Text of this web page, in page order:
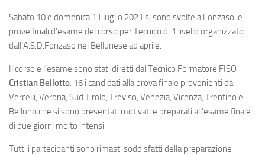
Sabato 10 e domenica 11 luglio 2021 si sono svolte a Fonzaso le
prove finali d’esame del corso per Tecnico di 1 livello organizzato
dall’A.S.D.Fonzaso nel Bellunese ad aprile.
Il corso e l’esame sono stati diretti dal Tecnico Formatore FISO
Cristian Bellotto. 16 i candidati alla prova finale provenienti da
Vercelli, Verona, Sud Tirolo, Treviso, Venezia, Vicenza, Trentino e
Belluno che si sono presentati motivati e preparati all’esame finale
di due giorni molto intensi.
Tutti i partecipanti sono rimasti soddisfatti della preparazione